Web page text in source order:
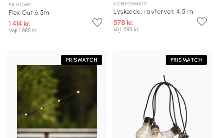
PR HOME
Flex Out 6,5m
1 414 kr.
Vejl. 1 885 kr.
KONSTSMIDE
Lyskæde, ravfarvet, 4,5 m
578 kr.
Vejl. 593 kr.
PRISMATCH PRISMATCH